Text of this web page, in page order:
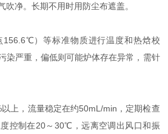
吹净。长期不用时用防尘布遮盖。
）等标准物质进行温度和热焓校
染严重，偏低则可能炉体存在异常，需针
，流量稳定在约50mL/min，定期检查
控制在20～30℃，远离空调出风口和振